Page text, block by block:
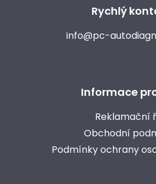
Rychlý
info@pc-
Informace
Reklamační
Obchodní
Podmínky ochrany